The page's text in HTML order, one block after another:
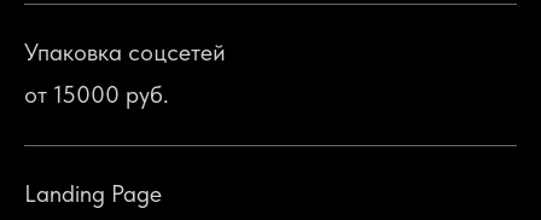
Упаковка соцсетей
от 15000 руб.
Landing Page